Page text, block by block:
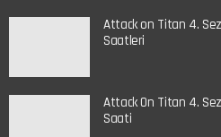
Attack on Titan 4.
Saatleri
Attack On Titan 4.
Saati